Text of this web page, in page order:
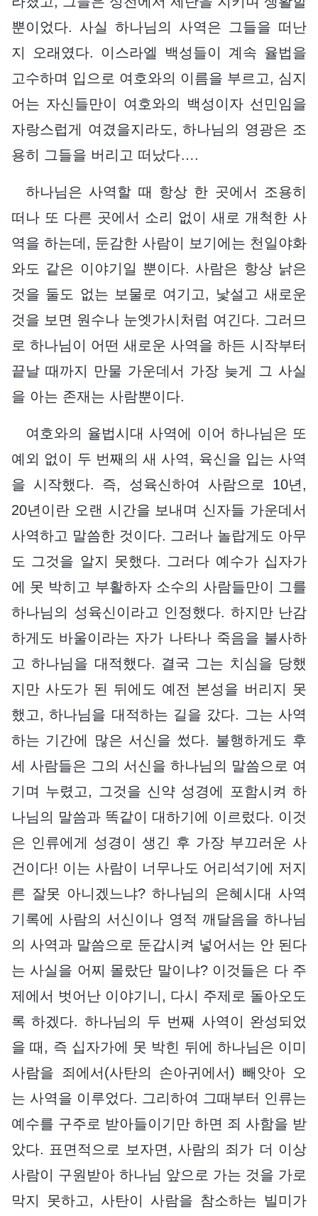
뿐이었다. 사실 하나님의 사역은 그들을 떠난
지 오래였다. 이스라엘 백성들이 계속 율법을
고수하며 입으로 여호와의 이름을 부르고, 심지
어는 자신들만이 여호와의 백성이자 선민임을
자랑스럽게 여겼을지라도, 하나님의 영광은 조
용히 그들을 버리고 떠났다….
하나님은 사역할 때 항상 한 곳에서 조용히
떠나 또 다른 곳에서 소리 없이 새로 개척한 사
역을 하는데, 둔감한 사람이 보기에는 천일야화
와도 같은 이야기일 뿐이다. 사람은 항상 낡은
것을 둘도 없는 보물로 여기고, 낯설고 새로운
것을 보면 원수나 눈엣가시처럼 여긴다. 그러므
로 하나님이 어떤 새로운 사역을 하든 시작부터
끝날 때까지 만물 가운데서 가장 늦게 그 사실
을 아는 존재는 사람뿐이다.
여호와의 율법시대 사역에 이어 하나님은 또
예외 없이 두 번째의 새 사역, 육신을 입는 사역
을 시작했다. 즉, 성육신하여 사람으로 10년,
20년이란 오랜 시간을 보내며 신자들 가운데서
사역하고 말씀한 것이다. 그러나 놀랍게도 아무
도 그것을 알지 못했다. 그러다 예수가 십자가
에 못 박히고 부활하자 소수의 사람들만이 그를
하나님의 성육신이라고 인정했다. 하지만 난감
하게도 바울이라는 자가 나타나 죽음을 불사하
고 하나님을 대적했다. 결국 그는 치심을 당했
지만 사도가 된 뒤에도 예전 본성을 버리지 못
했고, 하나님을 대적하는 길을 갔다. 그는 사역
하는 기간에 많은 서신을 썼다. 불행하게도 후
세 사람들은 그의 서신을 하나님의 말씀으로 여
기며 누렸고, 그것을 신약 성경에 포함시켜 하
나님의 말씀과 똑같이 대하기에 이르렀다. 이것
은 인류에게 성경이 생긴 후 가장 부끄러운 사
건이다! 이는 사람이 너무나도 어리석기에 저지
른 잘못 아니겠느냐? 하나님의 은혜시대 사역
기록에 사람의 서신이나 영적 깨달음을 하나님
의 사역과 말씀으로 둔갑시켜 넣어서는 안 된다
는 사실을 어찌 몰랐단 말이냐? 이것들은 다 주
제에서 벗어난 이야기니, 다시 주제로 돌아오도
록 하겠다. 하나님의 두 번째 사역이 완성되었
을 때, 즉 십자가에 못 박힌 뒤에 하나님은 이미
사람을 죄에서(사탄의 손아귀에서) 빼앗아 오
는 사역을 이루었다. 그리하여 그때부터 인류는
예수를 구주로 받아들이기만 하면 죄 사함을 받
았다. 표면적으로 보자면, 사람의 죄가 더 이상
사람이 구원받아 하나님 앞으로 가는 것을 가로
막지 못하고, 사탄이 사람을 참소하는 빌미가